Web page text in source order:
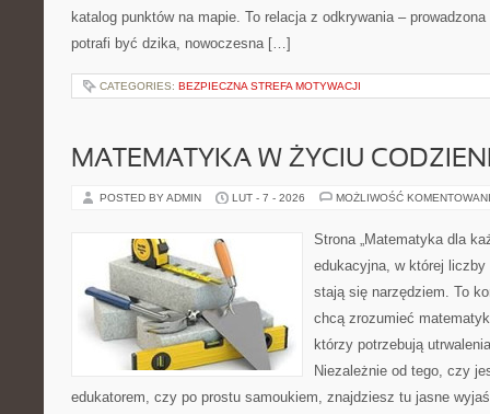
katalog punktów na mapie. To relacja z odkrywania –
potrafi być dzika, nowoczesna […]
CATEGORIES: BEZPIECZNA STREFA MOTYWACJI
MATEMATYKA W ŻYCIU
POSTED BY ADMIN LUT - 7 - 2026 MOŻLIWOŚĆ
Strona „Matematyka dla
edukacyjna, w której
stają się narzędziem. To
chcą zrozumieć
którzy potrzebują
Niezależnie od tego, czy
edukatorem, czy po prostu samoukiem, znajdziesz tu jasne